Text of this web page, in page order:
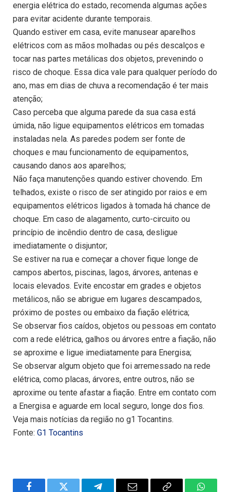
energia elétrica do estado, recomenda algumas ações
para evitar acidente durante temporais.
Quando estiver em casa, evite manusear aparelhos
elétricos com as mãos molhadas ou pés descalços e
tocar nas partes metálicas dos objetos, prevenindo o
risco de choque. Essa dica vale para qualquer período do
ano, mas em dias de chuva a recomendação é ter mais
atenção;
Caso perceba que alguma parede da sua casa está
úmida, não ligue equipamentos elétricos em tomadas
instaladas nela. As paredes podem ser fonte de
choques e mau funcionamento de equipamentos,
causando danos aos aparelhos;
Não faça manutenções quando estiver chovendo. Em
telhados, existe o risco de ser atingido por raios e em
equipamentos elétricos ligados à tomada há chance de
choque. Em caso de alagamento, curto-circuito ou
princípio de incêndio dentro de casa, desligue
imediatamente o disjuntor;
Se estiver na rua e começar a chover fique longe de
campos abertos, piscinas, lagos, árvores, antenas e
locais elevados. Evite encostar em grades e objetos
metálicos, não se abrigue em lugares descampados,
próximo de postes ou embaixo da fiação elétrica;
Se observar fios caídos, objetos ou pessoas em contato
com a rede elétrica, galhos ou árvores entre a fiação, não
se aproxime e ligue imediatamente para Energisa;
Se observar algum objeto que foi arremessado na rede
elétrica, como placas, árvores, entre outros, não se
aproxime ou tente afastar a fiação. Entre em contato com
a Energisa e aguarde em local seguro, longe dos fios.
Veja mais notícias da região no g1 Tocantins.
Fonte: G1 Tocantins